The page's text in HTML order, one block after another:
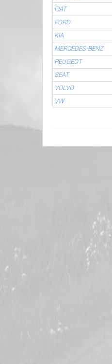
FIAT
FORD
KIA
MERCEDES-BENZ
PEUGEOT
SEAT
VOLVO
VW